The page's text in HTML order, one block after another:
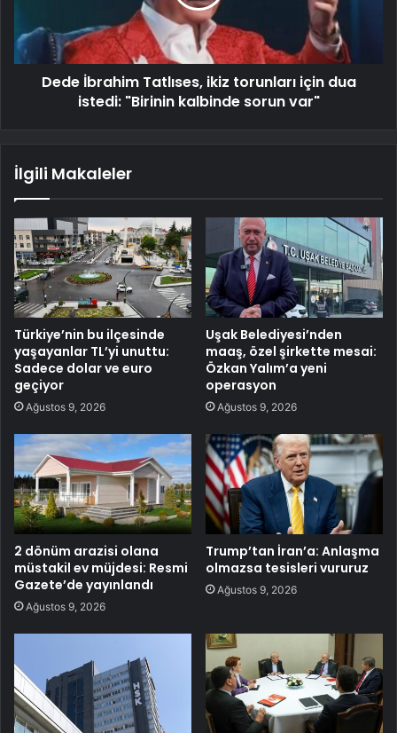
Dede İbrahim Tatlıses, ikiz torunları için dua
istedi: "Birinin kalbinde sorun var"
İlgili Makaleler
Türkiye’nin bu ilçesinde
yaşayanlar TL’yi unuttu:
Sadece dolar ve euro
geçiyor
Ağustos 9, 2026
Uşak Belediyesi’nden
maaş, özel şirkette mesai:
Özkan Yalım’a yeni
operasyon
Ağustos 9, 2026
2 dönüm arazisi olana
müstakil ev müjdesi: Resmi
Gazete’de yayınlandı
Ağustos 9, 2026
Trump’tan İran’a: Anlaşma
olmazsa tesisleri vururuz
Ağustos 9, 2026